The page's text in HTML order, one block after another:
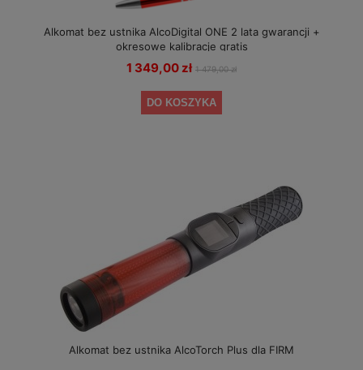
Alkomat bez ustnika AlcoDigital ONE 2 lata gwarancji +
okresowe kalibracje gratis
1 349,00 zł 1 479,00 zł
DO KOSZYKA
Alkomat bez ustnika AlcoTorch Plus dla FIRM